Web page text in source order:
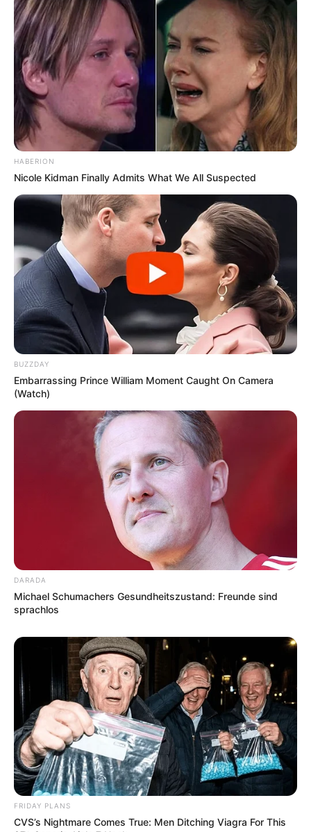
Skilift und zahlreichen Wanderwegen, wie dem
Archäologischen Wanderweg am Eisenberg.
Informationen unterde.wikipedia.org/wiki/Eisenberg
(Knüll).
Erlebnis-Museum - Sprache entdecken 
Kommunikation erleben: Ein deutschlandweit
einmaliges Konzept erwartet die Besucher des
wortreichs. Ein Erlebnis-Museum mit
geisteswissenschaftlichem Hintergrund in Bad
Hersfeld. Informationen unter
rsfeld.de/ . Eingetragen von Wortreich.
Kitzkammer auf dem Hohen Meißner - Aus dem
Vulkan des Hohen Meißner drang vor zirka 5
Millionen Jahren dünnflüssige Lava, die zu fünf- bis
sechseckigen Basaltsäulen erstarrte. Sie bildet
heute interessante Felsformationen. Hierzu gehört
auch die als Kitzkammer bezeichnete Höhle
oberhalb von Hausen, die über kurze Wanderwege
zu erreichen ist. Informationen unter
de.wikipedia.or
g/wiki/Kitzkammer.
und Erwachsene, ob mit Klettererfahrung oder ohne,
Informationen unter
www.kletterwald-kassel.de
Kurhessen Therme in Kassel - Auf einer Fläche von
1.200 m² bietet das von bis zu 37°C warmen
Thermalwasser gespeisten Freizeitbad eine
einzigartige Wasserlandschaft mit fernöstlicher
Atmosphäre. Besondere Attraktionen sind mehrere
Wasserfälle, die 106 Meter lange Abenteuerrutsche
und der FKK-Felsen im Saunabereich.
Informationen unterwww.kurhessen-therme.de.
Museumseisenbahn Hessencourrier - Zwischen
Kassel-Wilhelmshöhe und Naumburg im
einer Dampflok betriebene Museumseisenbahn, in
der sogar die Schaffner in historischer Kleidung
auftreten. Informationen unterwww.hessencourrier.d
Spohr Museum - Das Palais Bellevue, eines der
schönsten Gebäude in Kassel, beherbergt das
Spohr Museum. Es ist im 1. Obergeschoss dem
Leben und Werk des Komponisten, Violinisten und
Dirigenten Louis Spohr gewidmet. Im 2.
Obergeschoss weitet die Ausstellung den Blick auf
weitere Ereignisse der Kasseler Musikgeschichte:
HABERION
Nicole Kidman Finally Admits What We All Suspected
BUZZDAY
Embarrassing Prince William Moment Caught On Camera
(Watch)
DARADA
Michael Schumachers Gesundheitszustand: Freunde sind
sprachlos
FRIDAY PLANS
CVS’s Nightmare Comes True: Men Ditching Viagra For This